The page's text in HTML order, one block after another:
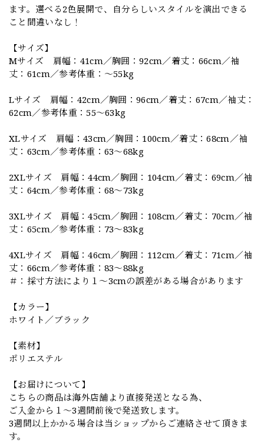
ます。選べる2色展開で、自分らしいスタイルを演出できる
こと間違いなし！
【サイズ】
Mサイズ 肩幅：41cm／胸囲：92cm／着丈：66cm／袖
丈：61cm／参考体重：～55kg
Lサイズ 肩幅：42cm／胸囲：96cm／着丈：67cm／袖丈：
62cm／参考体重：55～63kg
XLサイズ 肩幅：43cm／胸囲：100cm／着丈：68cm／袖
丈：63cm／参考体重：63～68kg
2XLサイズ 肩幅：44cm／胸囲：104cm／着丈：69cm／袖
丈：64cm／参考体重：68～73kg
3XLサイズ 肩幅：45cm／胸囲：108cm／着丈：70cm／袖
丈：65cm／参考体重：73～83kg
4XLサイズ 肩幅：46cm／胸囲：112cm／着丈：71cm／袖
丈：66cm／参考体重：83～88kg
＃：採寸方法により１～3cmの誤差がある場合があります
【カラー】
ホワイト／ブラック
【素材】
ポリエステル
【お届けについて】
こちらの商品は海外店舗より直接発送となる為、
ご入金から１～3週間前後で発送致します。
3週間以上かかる場合は当ショップからご連絡させて頂きま
す。